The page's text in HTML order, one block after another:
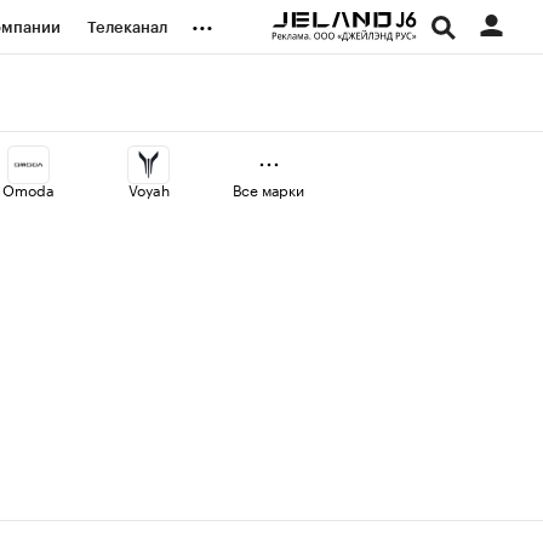
Телеканал ...
Omoda Voyah Все марки